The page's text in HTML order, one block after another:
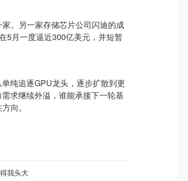
。另一家存储芯片公司闪迪的成
5月一度逼近300亿美元，并短暂
纯追逐GPU龙头，逐步扩散到更
求继续外溢，谁能承接下一轮基
向。
我头大